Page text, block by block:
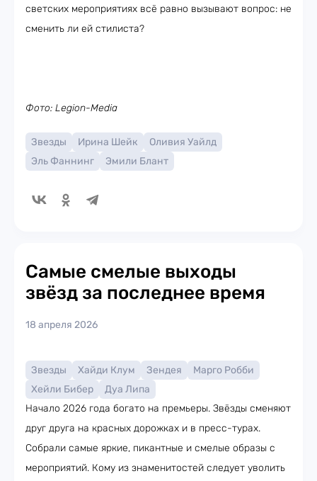
светских мероприятиях всё равно вызывают вопрос: не
сменить ли ей стилиста?
Фото: Legion-Media
Звезды Ирина Шейк
Оливия Уайлд
Эль Фаннинг
Эмили Блант
Самые смелые выходы
звёзд за последнее время
18 апреля 2026
Звезды Хайди Клум Зендея
Марго Робби
Хейли Бибер
Дуа Липа
Начало 2026 года богато на премьеры. Звёзды сменяют
друг друга на красных дорожках и в пресс-турах.
Собрали самые яркие, пикантные и смелые образы с
мероприятий. Кому из знаменитостей следует уволить